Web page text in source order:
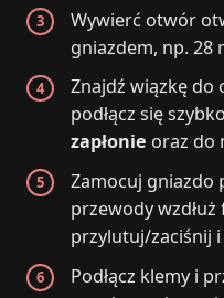
Wywierć otwór
gniazdem, np. 28
Znajdź wiązkę do
podłącz się
zapłonie oraz do
Zamocuj gniazdo
przewody
przylutuj/zaciśnij i
Podłącz klemy i